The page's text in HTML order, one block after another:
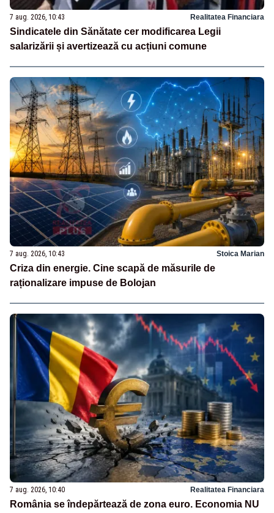
7 aug. 2026, 10:43 Realitatea Financiara
Sindicatele din Sănătate cer modificarea Legii
salarizării și avertizează cu acțiuni comune
7 aug. 2026, 10:43 Stoica Marian
Criza din energie. Cine scapă de măsurile de
raționalizare impuse de Bolojan
7 aug. 2026, 10:40 Realitatea Financiara
România se îndepărtează de zona euro. Economia NU